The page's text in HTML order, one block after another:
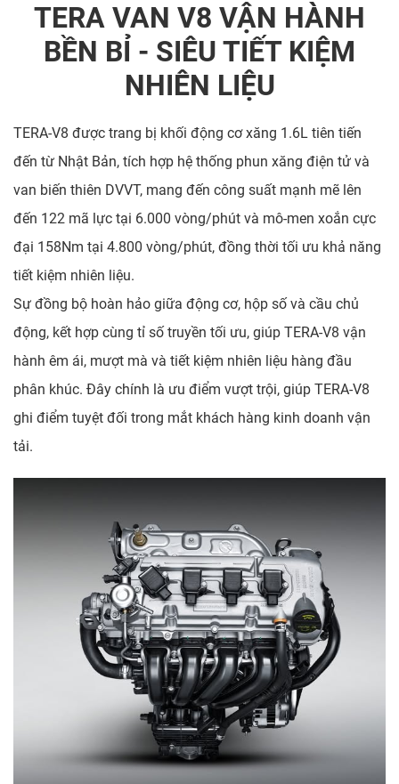
TERA VAN V8 VẬN HÀNH
BỀN BỈ - SIÊU TIẾT KIỆM
NHIÊN LIỆU
TERA-V8 được trang bị khối động cơ xăng 1.6L tiên tiến
đến từ Nhật Bản, tích hợp hệ thống phun xăng điện tử và
van biến thiên DVVT, mang đến công suất mạnh mẽ lên
đến 122 mã lực tại 6.000 vòng/phút và mô-men xoắn cực
đại 158Nm tại 4.800 vòng/phút, đồng thời tối ưu khả năng
tiết kiệm nhiên liệu.
Sự đồng bộ hoàn hảo giữa động cơ, hộp số và cầu chủ
động, kết hợp cùng tỉ số truyền tối ưu, giúp TERA-V8 vận
hành êm ái, mượt mà và tiết kiệm nhiên liệu hàng đầu
phân khúc. Đây chính là ưu điểm vượt trội, giúp TERA-V8
ghi điểm tuyệt đối trong mắt khách hàng kinh doanh vận
tải.